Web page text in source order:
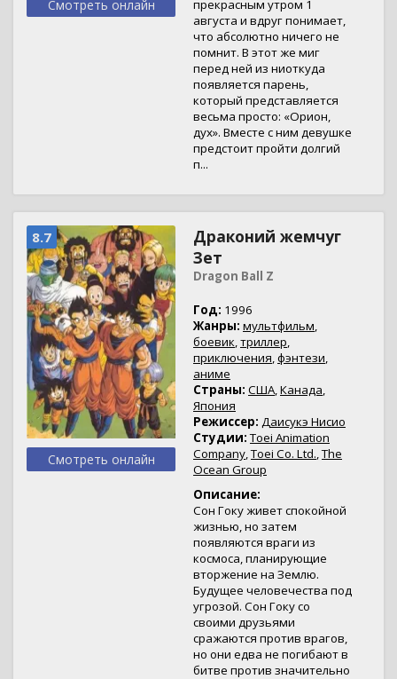
Смотреть онлайн
прекрасным утром 1
августа и вдруг понимает,
что абсолютно ничего не
помнит. В этот же миг
перед ней из ниоткуда
появляется парень,
который представляется
весьма просто: «Орион,
дух». Вместе с ним девушке
предстоит пройти долгий
п...
8.7
Смотреть онлайн
Драконий жемчуг
Зет
Dragon Ball Z
Год: 1996
Жанры: мультфильм,
боевик,триллер,
приключения,фэнтези,
аниме
Страны: США,Канада,
Япония
Режиссер: Даисукэ Нисио
Студии: Toei Animation
Company,Toei Co. Ltd.,The
Ocean Group
Описание:
Сон Гоку живет спокойной
жизнью, но затем
появляются враги из
космоса, планирующие
вторжение на Землю.
Будущее человечества под
угрозой. Сон Гоку со
своими друзьями
сражаются против врагов,
но они едва не погибают в
битве против значительно